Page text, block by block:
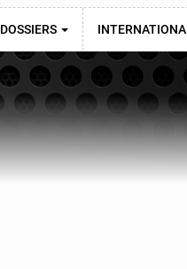
DOSSIERS